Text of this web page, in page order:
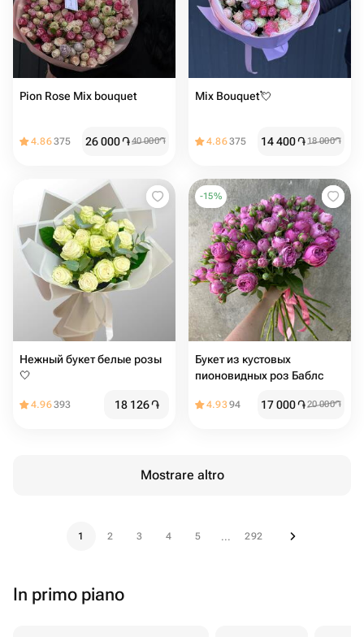
Pion Rose Mix bouquet
4.86375 26 000֏40 000֏
Mix Bouquet💘
4.86375 14 400֏18 000֏
Нежный букет белые розы
🤍
4.96393 18 126֏
-15%
Букет из кустовых
пионовидных роз Баблс
4.9394 17 000֏20 000֏
Mostrare altro
1 2 3 4 5 ... 292
In primo piano